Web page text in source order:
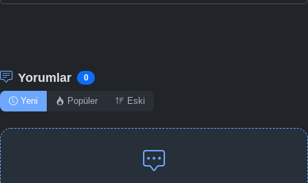
Yorumlar 0
Yeni Popüler Eski